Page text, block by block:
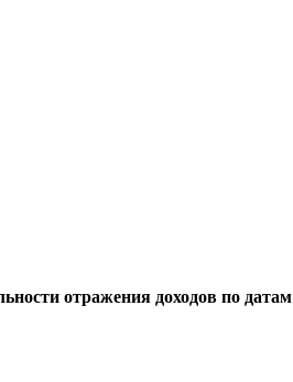
отражения доходов по датам